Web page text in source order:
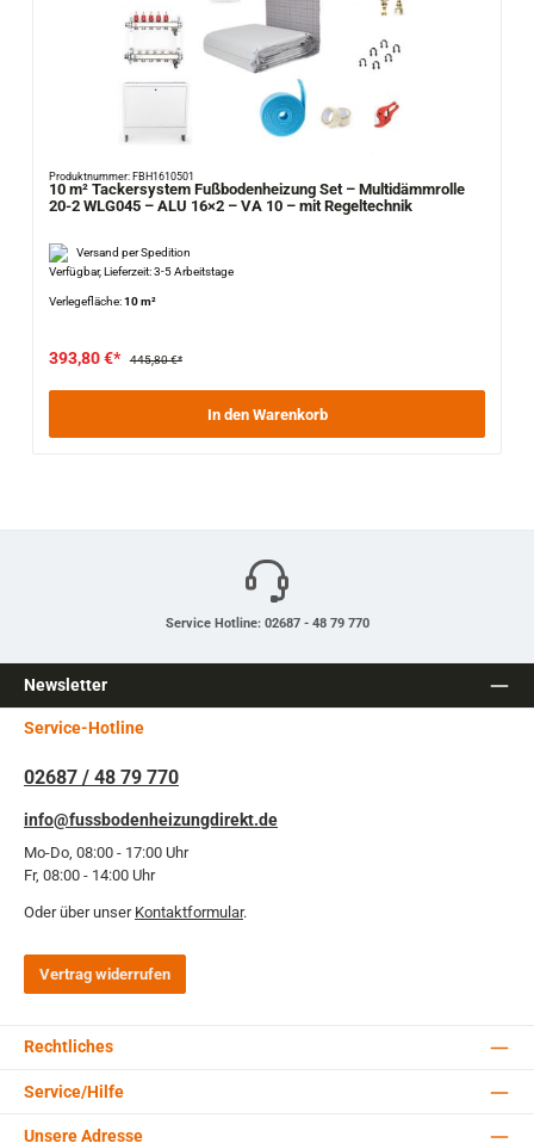
Produktnummer: FBH1610501
10 m² Tackersystem Fußbodenheizung Set – Multidämmrolle
20-2 WLG045 – ALU 16×2 – VA 10 – mit Regeltechnik
Versand per Spedition
Verfügbar, Lieferzeit: 3-5 Arbeitstage
Verlegefläche:10 m²
393,80 €* 445,80 €*
In den Warenkorb
Service Hotline: 02687 - 48 79 770
Newsletter
Service-Hotline
02687 / 48 79 770
info@fussbodenheizungdirekt.de
Mo-Do, 08:00 - 17:00 Uhr
Fr, 08:00 - 14:00 Uhr
Oder über unser Kontaktformular.
Vertrag widerrufen
Rechtliches
Service/Hilfe
Unsere Adresse